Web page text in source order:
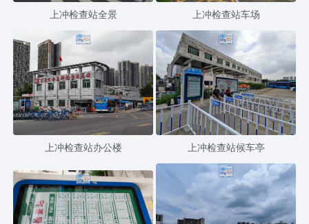
上冲检查站全景 上冲检查站车场
上冲检查站办公楼 上冲检查站候车亭